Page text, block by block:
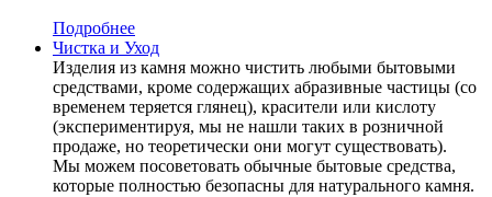
Подробнее
Чистка и Уход
Изделия из камня можно чистить любыми бытовыми
средствами, кроме содержащих абразивные частицы (со
временем теряется глянец), красители или кислоту
(экспериментируя, мы не нашли таких в розничной
продаже, но теоретически они могут существовать).
Мы можем посоветовать обычные бытовые средства,
которые полностью безопасны для натурального камня.